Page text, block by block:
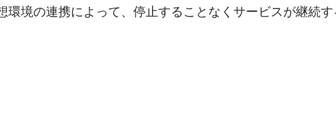
境の連携によって、停止することなくサービスが継続す